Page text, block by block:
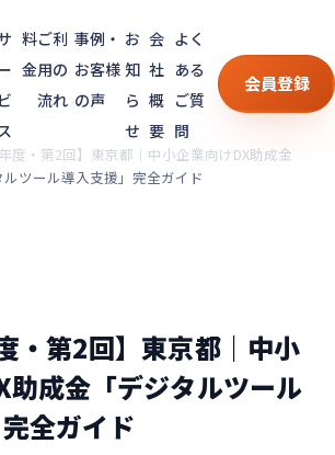
ビ
料
金
ご利
用の
流れ
事例・
お客様
の声
お
知
ら
せ
会
社
概
要
よく
ある
ご質
問
会員登録
年度・第2回】東京都｜中小企業向けDX助成金
ルツール導入支援」完全ガイド
・第2回】東京都｜中小
助成金「デジタルツール
全ガイド